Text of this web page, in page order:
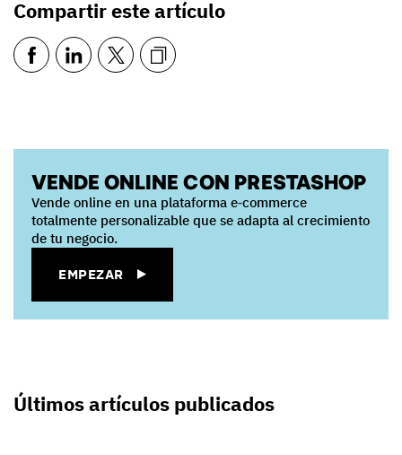
Compartir este artículo
VENDE ONLINE CON PRESTASHOP
Vende online en una plataforma e‑commerce
totalmente personalizable que se adapta al crecimiento
de tu negocio.
EMPEZAR
Últimos artículos publicados